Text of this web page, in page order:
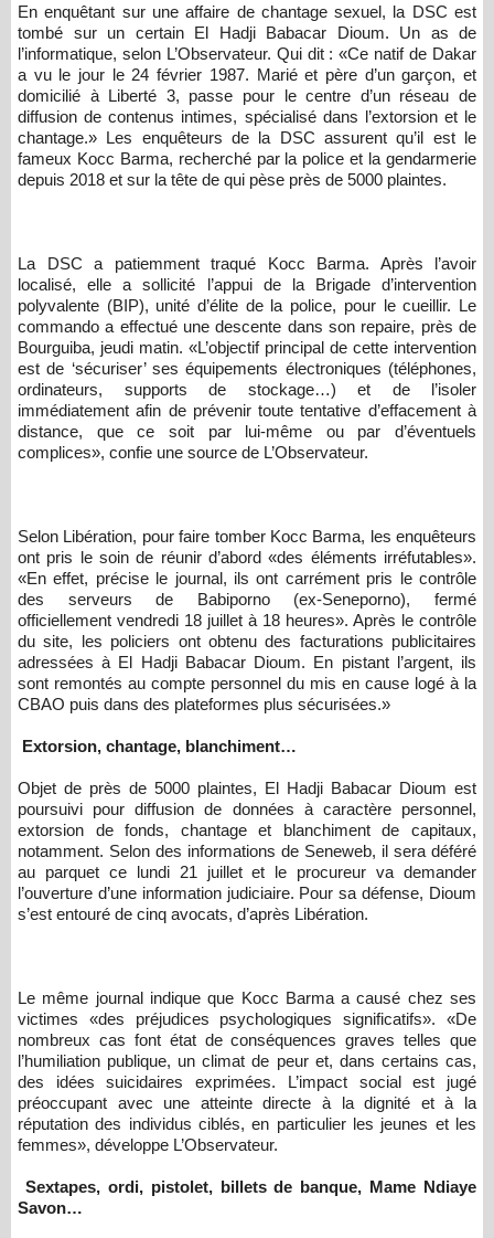
En enquêtant sur une affaire de chantage sexuel, la DSC est
tombé sur un certain El Hadji Babacar Dioum. Un as de
l’informatique, selon L’Observateur. Qui dit : «Ce natif de Dakar
a vu le jour le 24 février 1987. Marié et père d’un garçon, et
domicilié à Liberté 3, passe pour le centre d’un réseau de
diffusion de contenus intimes, spécialisé dans l’extorsion et le
chantage.» Les enquêteurs de la DSC assurent qu’il est le
fameux Kocc Barma, recherché par la police et la gendarmerie
depuis 2018 et sur la tête de qui pèse près de 5000 plaintes.
La DSC a patiemment traqué Kocc Barma. Après l’avoir
localisé, elle a sollicité l’appui de la Brigade d’intervention
polyvalente (BIP), unité d’élite de la police, pour le cueillir. Le
commando a effectué une descente dans son repaire, près de
Bourguiba, jeudi matin. «L’objectif principal de cette intervention
est de ‘sécuriser’ ses équipements électroniques (téléphones,
ordinateurs, supports de stockage…) et de l’isoler
immédiatement afin de prévenir toute tentative d’effacement à
distance, que ce soit par lui-même ou par d’éventuels
complices», confie une source de L’Observateur.
Selon Libération, pour faire tomber Kocc Barma, les enquêteurs
ont pris le soin de réunir d’abord «des éléments irréfutables».
«En effet, précise le journal, ils ont carrément pris le contrôle
des serveurs de Babiporno (ex-Seneporno), fermé
officiellement vendredi 18 juillet à 18 heures». Après le contrôle
du site, les policiers ont obtenu des facturations publicitaires
adressées à El Hadji Babacar Dioum. En pistant l’argent, ils
sont remontés au compte personnel du mis en cause logé à la
CBAO puis dans des plateformes plus sécurisées.»
Extorsion, chantage, blanchiment…
Objet de près de 5000 plaintes, El Hadji Babacar Dioum est
poursuivi pour diffusion de données à caractère personnel,
extorsion de fonds, chantage et blanchiment de capitaux,
notamment. Selon des informations de Seneweb, il sera déféré
au parquet ce lundi 21 juillet et le procureur va demander
l’ouverture d’une information judiciaire. Pour sa défense, Dioum
s’est entouré de cinq avocats, d’après Libération.
Le même journal indique que Kocc Barma a causé chez ses
victimes «des préjudices psychologiques significatifs». «De
nombreux cas font état de conséquences graves telles que
l’humiliation publique, un climat de peur et, dans certains cas,
des idées suicidaires exprimées. L’impact social est jugé
préoccupant avec une atteinte directe à la dignité et à la
réputation des individus ciblés, en particulier les jeunes et les
femmes», développe L’Observateur.
Sextapes, ordi, pistolet, billets de banque, Mame Ndiaye
Savon…